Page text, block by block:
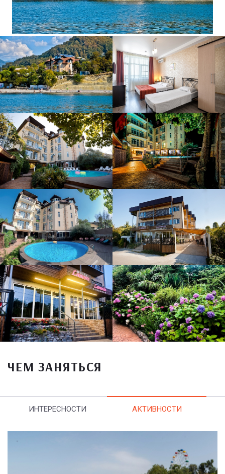
ЧЕМ ЗАНЯТЬСЯ
ИНТЕРЕСНОСТИ АКТИВНОСТИ